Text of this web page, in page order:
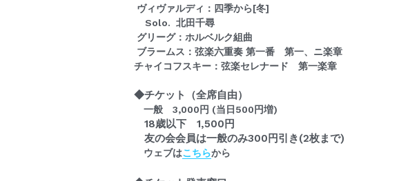
ヴィヴァルディ：四季から[冬]
    Solo.  北田千尋
グリーグ：ホルベルク組曲
ブラームス：弦楽六重奏 第一番　第一、ニ楽章
チャイコフスキー：弦楽セレナード　第一楽章
◆チケット（全席自由）
一般　3,000円 (当日500円増)
18歳以下　1,500円
友の会会員は一般のみ300円引き(2枚まで)
ウェブはこちらから